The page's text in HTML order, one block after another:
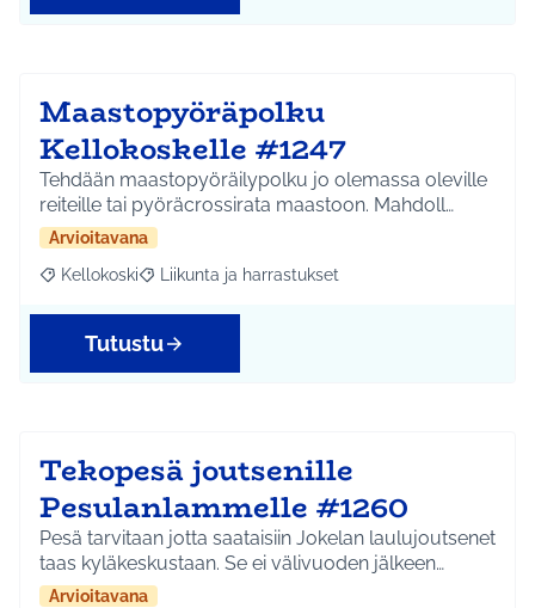
Maastopyöräpolku
Kellokoskelle #1247
Tehdään maastopyöräilypolku jo olemassa oleville
reiteille tai pyöräcrossirata maastoon. Mahdoll…
Arvioitavana
Rajaa tulokset aihepiirin mukaan: Kellokoski
Kellokoski Rajaa tulokset teeman mukaan: Liikunta ja
Liikunta ja harrastukset
Tutustu
Tekopesä joutsenille
Pesulanlammelle #1260
Pesä tarvitaan jotta saataisiin Jokelan laulujoutsenet
taas kyläkeskustaan. Se ei välivuoden jälkeen…
Arvioitavana